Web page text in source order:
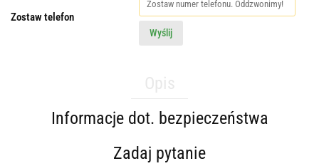
Zostaw telefon
Wyślij
Informacje dot. bezpieczeństwa
Zadaj pytanie